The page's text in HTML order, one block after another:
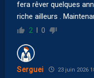
fera rêver quelques
riche ailleurs .
2 0
Serguei 23 juin 2026